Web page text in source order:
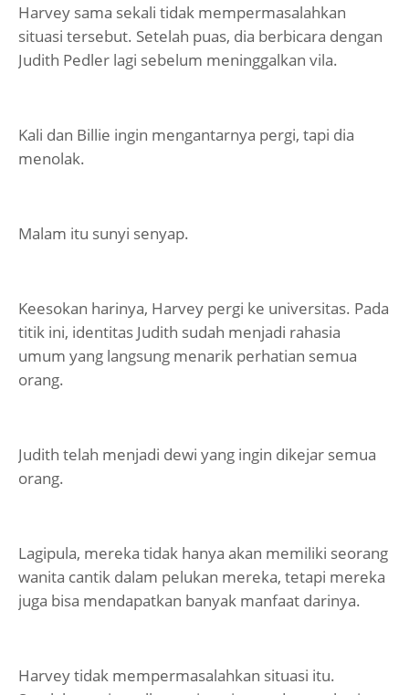
Harvey sama sekali tidak mempermasalahkan
situasi tersebut. Setelah puas, dia berbicara dengan
Judith Pedler lagi sebelum meninggalkan vila.
Kali dan Billie ingin mengantarnya pergi, tapi dia
menolak.
Malam itu sunyi senyap.
Keesokan harinya, Harvey pergi ke universitas. Pada
titik ini, identitas Judith sudah menjadi rahasia
umum yang langsung menarik perhatian semua
orang.
Judith telah menjadi dewi yang ingin dikejar semua
orang.
Lagipula, mereka tidak hanya akan memiliki seorang
wanita cantik dalam pelukan mereka, tetapi mereka
juga bisa mendapatkan banyak manfaat darinya.
Harvey tidak mempermasalahkan situasi itu.